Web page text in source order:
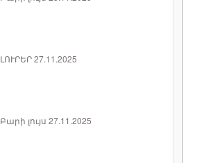
ԼՈՒՐԵՐ 27.11.2025
Բարի լույս 27.11.2025